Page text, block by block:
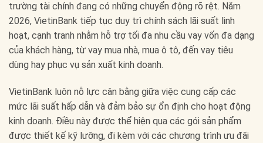
trường tài chính đang có những chuyển động rõ rệt. Năm
2026, VietinBank tiếp tục duy trì chính sách lãi suất linh
hoạt, cạnh tranh nhằm hỗ trợ tối đa nhu cầu vay vốn đa dạng
của khách hàng, từ vay mua nhà, mua ô tô, đến vay tiêu
dùng hay phục vụ sản xuất kinh doanh.
VietinBank luôn nỗ lực cân bằng giữa việc cung cấp các
mức lãi suất hấp dẫn và đảm bảo sự ổn định cho hoạt động
kinh doanh. Điều này được thể hiện qua các gói sản phẩm
được thiết kế kỹ lưỡng, đi kèm với các chương trình ưu đãi